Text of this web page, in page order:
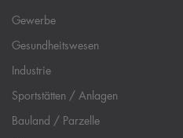
Gewerbe
Gesundheitswesen
Industrie
Sportstätten / Anlagen
Bauland / Parzelle